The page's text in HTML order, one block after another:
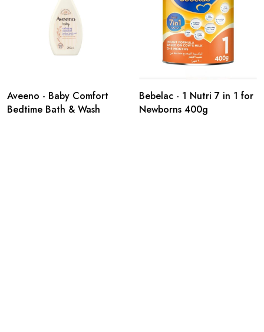
Aveeno - Baby Comfort
Bedtime Bath & Wash
Bebelac - 1 Nutri 7 in 1 for
Newborns 400g